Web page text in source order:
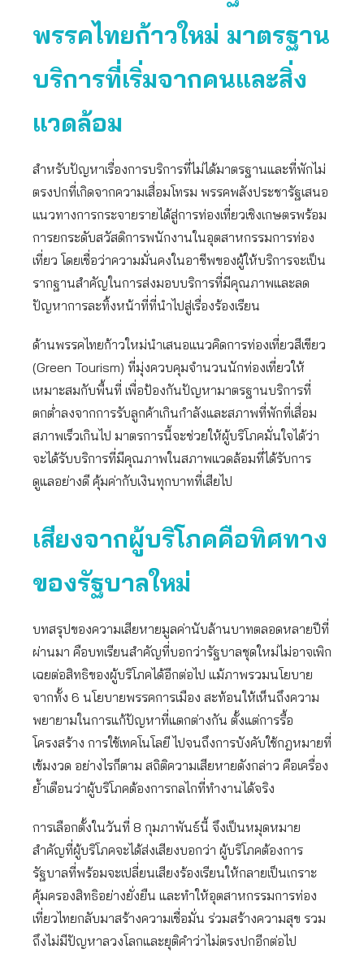
พรรคไทยก้าวใหม่ มาตรฐาน
บริการที่เริ่มจากคนและสิ่ง
แวดล้อม
สำหรับปัญหาเรื่องการบริการที่ไม่ได้มาตรฐานและที่พักไม่
ตรงปกที่เกิดจากความเสื่อมโทรม พรรคพลังประชารัฐเสนอ
แนวทางการกระจายรายได้สู่การท่องเที่ยวเชิงเกษตรพร้อม
การยกระดับสวัสดิการพนักงานในอุตสาหกรรมการท่อง
เที่ยว โดยเชื่อว่าความมั่นคงในอาชีพของผู้ให้บริการจะเป็น
รากฐานสำคัญในการส่งมอบบริการที่มีคุณภาพและลด
ปัญหาการละทิ้งหน้าที่ที่นำไปสู่เรื่องร้องเรียน
ด้านพรรคไทยก้าวใหม่นำเสนอแนวคิดการท่องเที่ยวสีเขียว
(Green Tourism) ที่มุ่งควบคุมจำนวนนักท่องเที่ยวให้
เหมาะสมกับพื้นที่ เพื่อป้องกันปัญหามาตรฐานบริการที่
ตกต่ำลงจากการรับลูกค้าเกินกำลังและสภาพที่พักที่เสื่อม
สภาพเร็วเกินไป มาตรการนี้จะช่วยให้ผู้บริโภคมั่นใจได้ว่า
จะได้รับบริการที่มีคุณภาพในสภาพแวดล้อมที่ได้รับการ
ดูแลอย่างดี คุ้มค่ากับเงินทุกบาทที่เสียไป
เสียงจากผู้บริโภคคือทิศทาง
ของรัฐบาลใหม่
บทสรุปของความเสียหายมูลค่านับล้านบาทตลอดหลายปีที่
ผ่านมา คือบทเรียนสำคัญที่บอกว่ารัฐบาลชุดใหม่ไม่อาจเพิก
เฉยต่อสิทธิของผู้บริโภคได้อีกต่อไป แม้ภาพรวมนโยบาย
จากทั้ง 6 นโยบายพรรคการเมือง สะท้อนให้เห็นถึงความ
พยายามในการแก้ปัญหาที่แตกต่างกัน ตั้งแต่การรื้อ
โครงสร้าง การใช้เทคโนโลยี ไปจนถึงการบังคับใช้กฎหมายที่
เข้มงวด อย่างไรก็ตาม สถิติความเสียหายดังกล่าว คือเครื่อง
ย้ำเตือนว่าผู้บริโภคต้องการกลไกที่ทำงานได้จริง
การเลือกตั้งในวันที่ 8 กุมภาพันธ์นี้ จึงเป็นหมุดหมาย
สำคัญที่ผู้บริโภคจะได้ส่งเสียงบอกว่า ผู้บริโภคต้องการ
รัฐบาลที่พร้อมจะเปลี่ยนเสียงร้องเรียนให้กลายเป็นเกราะ
คุ้มครองสิทธิอย่างยั่งยืน และทำให้อุตสาหกรรมการท่อง
เที่ยวไทยกลับมาสร้างความเชื่อมั่น ร่วมสร้างความสุข รวม
ถึงไม่มีปัญหาลวงโลกและยุติคำว่าไม่ตรงปกอีกต่อไป